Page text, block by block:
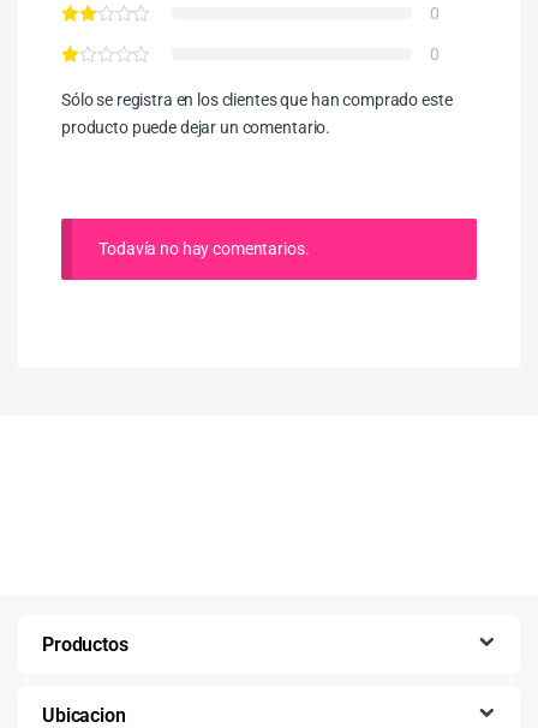
0
0
Sólo se registra en los clientes que han comprado este
producto puede dejar un comentario.
Todavía no hay comentarios.
Productos
Ubicacion